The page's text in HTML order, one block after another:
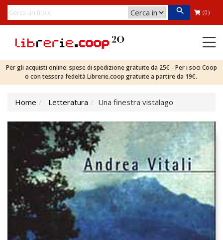
(0)
Per gli acquisti online: spese di spedizione gratuite da 25€ - Per i soci Coop
o con tessera fedeltà Librerie.coop gratuite a partire da 19€.
Home Letteratura Una finestra vistalago